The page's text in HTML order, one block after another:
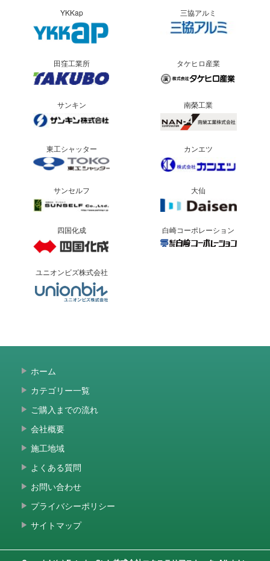
YKKap 三協アルミ
田窪工業所 タケヒロ産業
サンキン 南榮工業
東工シャッター カンエツ
サンセルフ 大仙
四国化成 白崎コーポレーション
ユニオンビズ株式会社
ホーム
カテゴリー一覧
ご購入までの流れ
会社概要
施工地域
よくある質問
お問い合わせ
プライバシーポリシー
サイトマップ